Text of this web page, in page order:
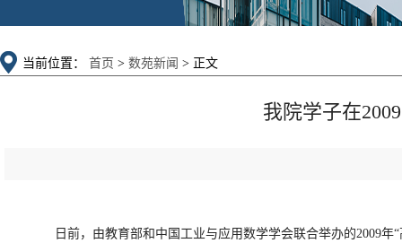
当前位置： 首页 > 数苑新闻 > 正文
我院学子在
日前，由教育部和中国工业与应用数学学会联合举办的2009年